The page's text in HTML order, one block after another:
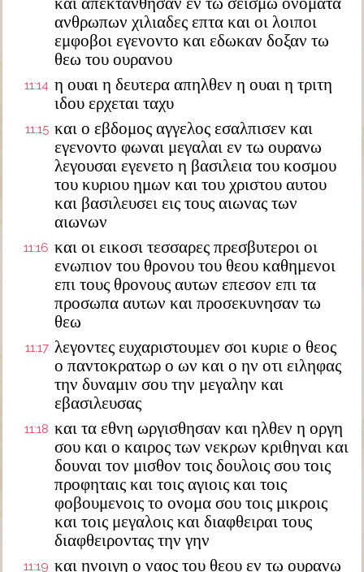
ανθρωπων χιλιαδες επτα και οι λοιποι
εμφοβοι εγενοντο και εδωκαν δοξαν τω
θεω του ουρανου
11:14 η ουαι η δευτερα απηλθεν η ουαι η τριτη
ιδου ερχεται ταχυ
11:15 και ο εβδομος αγγελος εσαλπισεν και
εγενοντο φωναι μεγαλαι εν τω ουρανω
λεγουσαι εγενετο η βασιλεια του κοσμου
του κυριου ημων και του χριστου αυτου
και βασιλευσει εις τους αιωνας των
αιωνων
11:16 και οι εικοσι τεσσαρες πρεσβυτεροι οι
ενωπιον του θρονου του θεου καθημενοι
επι τους θρονους αυτων επεσον επι τα
προσωπα αυτων και προσεκυνησαν τω
θεω
11:17 λεγοντες ευχαριστουμεν σοι κυριε ο θεος
ο παντοκρατωρ ο ων και ο ην οτι ειληφας
την δυναμιν σου την μεγαλην και
εβασιλευσας
11:18 και τα εθνη ωργισθησαν και ηλθεν η οργη
σου και ο καιρος των νεκρων κριθηναι και
δουναι τον μισθον τοις δουλοις σου τοις
προφηταις και τοις αγιοις και τοις
φοβουμενοις το ονομα σου τοις μικροις
και τοις μεγαλοις και διαφθειραι τους
διαφθειροντας την γην
11:19 και ηνοιγη ο ναος του θεου εν τω ουρανω